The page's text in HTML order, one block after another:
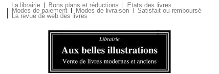
La librairie Bons plans et réductions Etats des livres
Modes de paiement Modes de livraison Satisfait ou remboursé
La revue de web des livres